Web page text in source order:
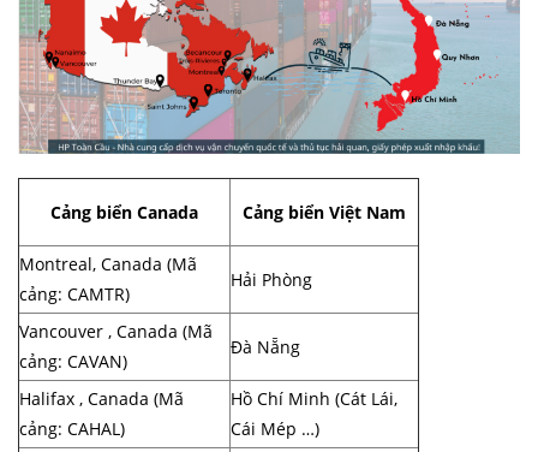
Cảng biển Canada Cảng biển Việt Nam
Montreal, Canada (Mã
cảng: CAMTR)
Hải Phòng
Vancouver , Canada (Mã
cảng: CAVAN)
Đà Nẵng
Halifax , Canada (Mã
cảng: CAHAL)
Hồ Chí Minh (Cát Lái,
Cái Mép …)